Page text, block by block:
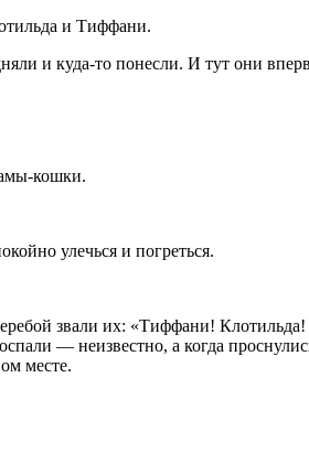
и Тиффани.
и куда-то понесли. И тут они
кошки.
улечься и погреться.
звали их: «Тиффани!
— неизвестно, а когда
месте.